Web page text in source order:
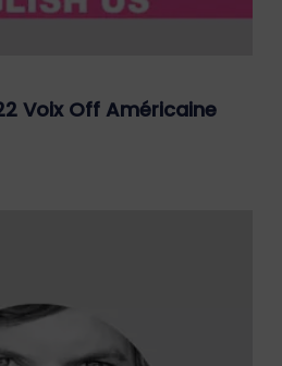
Lecteur
Voix Off Américaine